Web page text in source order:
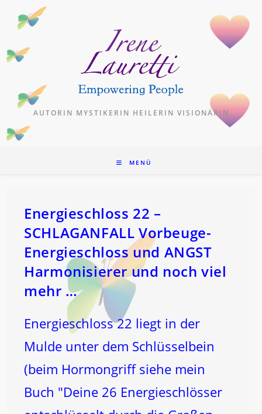
Inhalt
AUTORIN MYSTIKERIN HEILERIN VISIONÄRIN
MENÜ
Energieschloss 22 –
SCHLAGANFALL Vorbeuge-
Energieschloss und ANGST
Harmonisierer und noch viel
mehr …
Energieschloss 22 liegt in der
Mulde unter dem Schlüsselbein
(beim Hormongriff siehe mein
Buch "Deine 26 Energieschlösser